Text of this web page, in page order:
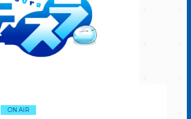
ON AIR